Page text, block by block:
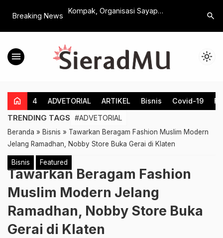
Breaking News
Secara
Kompak, Organisasi Sayap
Ratusan Takjil dan Diskusi Jelang
Iftar
Jadi
Bidang
search
menu light_mode
home 4 ADVETORIAL ARTIKEL Bisnis Covid-19
TRENDING TAGS #ADVETORIAL
Beranda » Bisnis » Tawarkan Beragam Fashion Muslim Modern
Jelang Ramadhan, Nobby Store Buka Gerai di Klaten
Bisnis Featured
Tawarkan Beragam Fashion
Muslim Modern Jelang
Ramadhan, Nobby Store Buka
Gerai di Klaten